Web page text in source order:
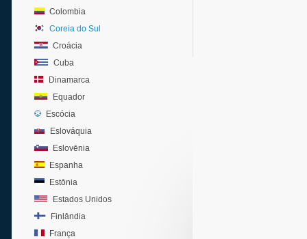
Colombia
Coreia do Sul
Croácia
Cuba
Dinamarca
Equador
Escócia
Eslováquia
Eslovênia
Espanha
Estônia
Estados Unidos
Finlândia
França